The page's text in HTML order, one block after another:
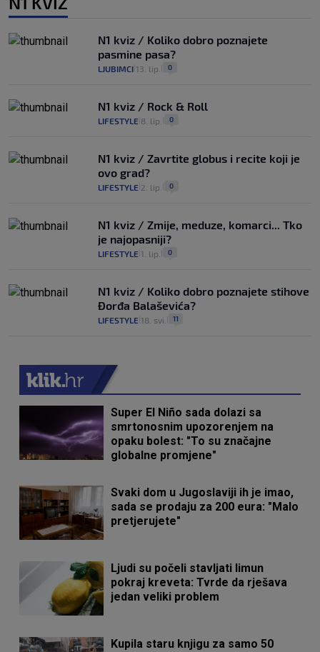
N1 kviz / Koliko dobro poznajete
pasmine pasa?
LJUBIMCI 13. lip. 0
N1 kviz / Rock & Roll
LIFESTYLE 8. lip. 0
N1 kviz / Zavrtite globus i recite koji je
ovo grad?
LIFESTYLE 2. lip. 0
N1 kviz / Zmije, meduze, komarci... Tko
je najopasniji?
LIFESTYLE 1. lip. 0
N1 kviz / Koliko dobro poznajete stihove
Đorđa Balaševića?
LIFESTYLE 18. svi. 11
Super El Niño sada dolazi sa
smrtonosnim upozorenjem na
opaku bolest: "To su značajne
globalne promjene"
Svaki dom u Jugoslaviji ih je imao,
sada se prodaju za 200 eura: "Malo
pretjerujete"
Ljudi su počeli stavljati limun
pokraj kreveta: Tvrde da rješava
jedan veliki problem
Kupila staru knjigu za samo 50